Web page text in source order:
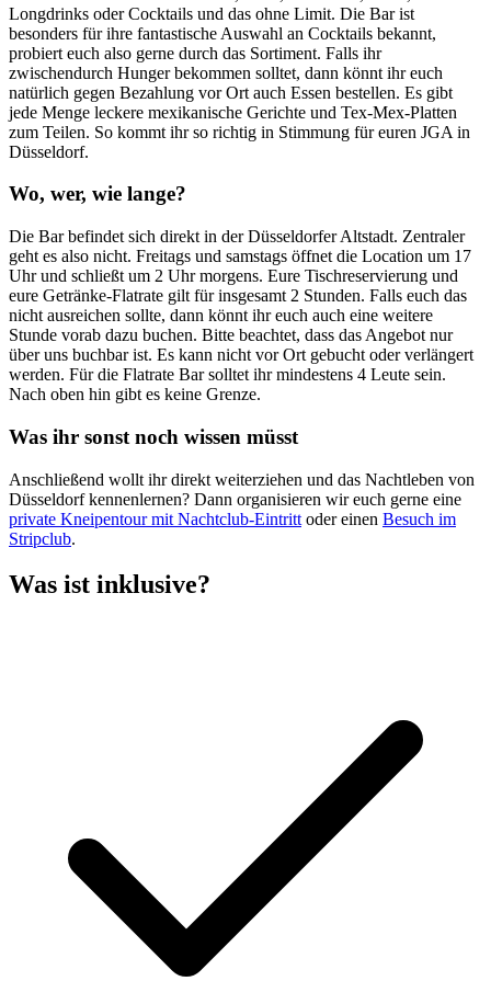
Longdrinks oder Cocktails und das ohne Limit. Die Bar ist
besonders für ihre fantastische Auswahl an Cocktails bekannt,
probiert euch also gerne durch das Sortiment. Falls ihr
zwischendurch Hunger bekommen solltet, dann könnt ihr euch
natürlich gegen Bezahlung vor Ort auch Essen bestellen. Es gibt
jede Menge leckere mexikanische Gerichte und Tex-Mex-Platten
zum Teilen. So kommt ihr so richtig in Stimmung für euren JGA in
Düsseldorf.
Wo, wer, wie lange?
Die Bar befindet sich direkt in der Düsseldorfer Altstadt. Zentraler
geht es also nicht. Freitags und samstags öffnet die Location um 17
Uhr und schließt um 2 Uhr morgens. Eure Tischreservierung und
eure Getränke-Flatrate gilt für insgesamt 2 Stunden. Falls euch das
nicht ausreichen sollte, dann könnt ihr euch auch eine weitere
Stunde vorab dazu buchen. Bitte beachtet, dass das Angebot nur
über uns buchbar ist. Es kann nicht vor Ort gebucht oder verlängert
werden. Für die Flatrate Bar solltet ihr mindestens 4 Leute sein.
Nach oben hin gibt es keine Grenze.
Was ihr sonst noch wissen müsst
Anschließend wollt ihr direkt weiterziehen und das Nachtleben von
Düsseldorf kennenlernen? Dann organisieren wir euch gerne eine
private Kneipentour mit Nachtclub-Eintritt oder einen Besuch im
Stripclub.
Was ist inklusive?